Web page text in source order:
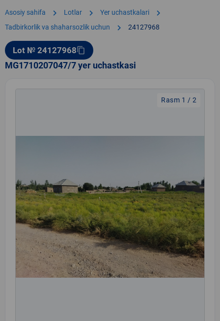
Asosiy sahifa chevron_right Lotlar chevron_right Yer uchastkalari chevron_right
Tadbirkorlik va shaharsozlik uchun chevron_right 24127968
Lot № 24127968content_copy
MG1710207047/7 yer uchastkasi
Rasm 1 / 2